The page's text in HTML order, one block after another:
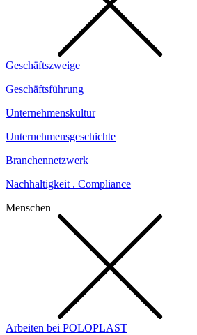
Geschäftszweige
Geschäftsführung
Unternehmenskultur
Unternehmensgeschichte
Branchennetzwerk
Nachhaltigkeit . Compliance
Menschen
Arbeiten bei POLOPLAST